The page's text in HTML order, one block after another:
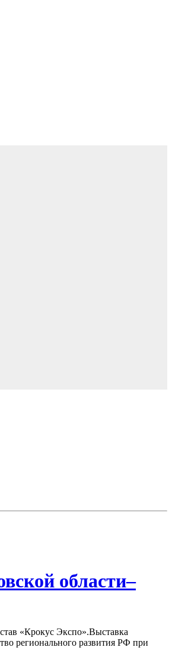
области–
«Крокус Экспо».Выставка
регионального развития РФ при